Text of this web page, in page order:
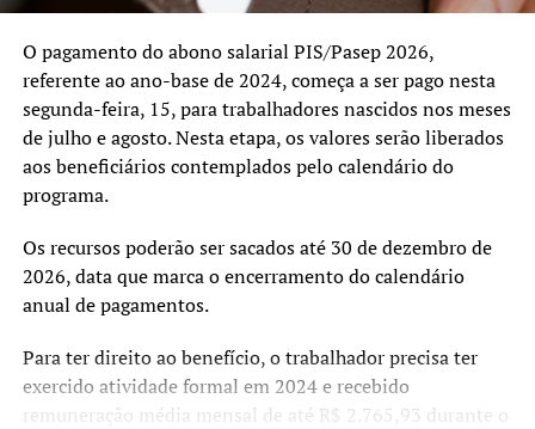
envolvidos na prestação do serviço de fornecimento de
energia.
O pagamento do abono salarial PIS/Pasep 2026,
referente ao ano-base de 2024, começa a ser pago nesta
segunda-feira, 15, para trabalhadores nascidos nos meses
de julho e agosto. Nesta etapa, os valores serão liberados
aos beneficiários contemplados pelo calendário do
programa.
Os recursos poderão ser sacados até 30 de dezembro de
2026, data que marca o encerramento do calendário
anual de pagamentos.
Para ter direito ao benefício, o trabalhador precisa ter
exercido atividade formal em 2024 e recebido
remuneração média mensal de até R$ 2.765,93 durante o